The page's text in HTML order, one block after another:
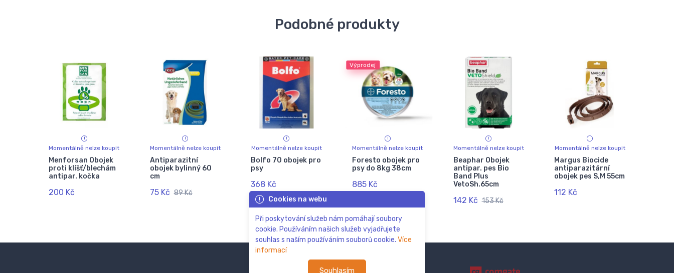
Podobné produkty
Momentálně nelze koupit
Menforsan Obojek
proti klíšť/blechám
antipar. kočka
200 Kč
Momentálně nelze koupit
Antiparazitní
obojek bylinný 60
cm
75 Kč 89 Kč
Momentálně nelze koupit
Bolfo 70 obojek pro
psy
368 Kč
Výprodej
Momentálně nelze koupit
Foresto obojek pro
psy do 8kg 38cm
885 Kč
Momentálně nelze koupit
Beaphar Obojek
antipar. pes Bio
Band Plus
VetoSh.65cm
142 Kč 153 Kč
Momentálně nelze koupit
Margus Biocide
antiparazitární
obojek pes S,M 55cm
112 Kč
Cookies na webu
Při poskytování služeb nám pomáhají soubory
cookie. Používáním našich služeb vyjadřujete
souhlas s naším používáním souborů cookie. Více
informací
Souhlasím